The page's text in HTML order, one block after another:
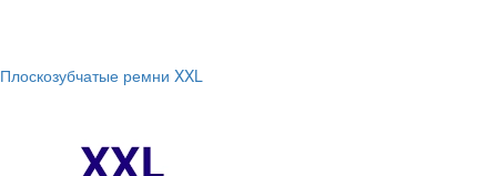
Плоскозубчатые ремни XXL